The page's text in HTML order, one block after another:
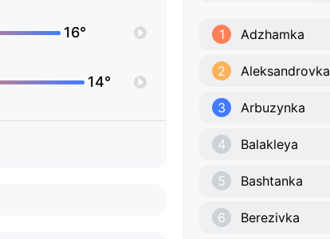
16°
14°
1 Adzhamka
2 Aleksandrovka
3 Arbuzynka
4 Balakleya
5 Bashtanka
6 Berezivka